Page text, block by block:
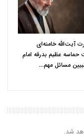
آیت‌الله خامنه‌ای
حماسه عظیم بدرقه امام
مسائل مهم…
شد.